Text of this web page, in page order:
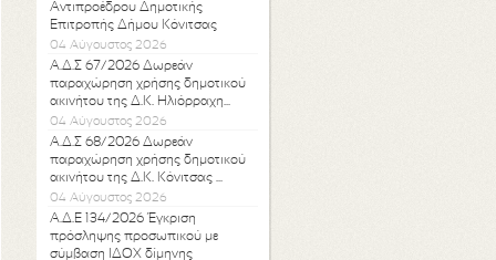
Αντιπροέδρου Δημοτικής
Επιτροπής Δήμου Κόνιτσας
04 Αύγουστος 2026
Α.Δ.Σ 67/2026 Δωρεάν
παραχώρηση χρήσης δημοτικού
ακινήτου της Δ.Κ. Ηλιόρραχη...
04 Αύγουστος 2026
Α.Δ.Σ 68/2026 Δωρεάν
παραχώρηση χρήσης δημοτικού
ακινήτου της Δ.Κ. Κόνιτσας ...
04 Αύγουστος 2026
Α.Δ.Ε 134/2026 Έγκριση
πρόσληψης προσωπικού με
σύμβαση ΙΔΟΧ δίμηνης